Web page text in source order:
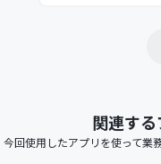
関連す
今回使用したアプリを使って業